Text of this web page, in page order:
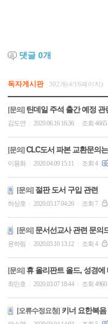
댓글0개
독자게시판 302개(4/16페이지)
[문의] 틴데일 주석 출간 예정 관
김도연 2020.06.16 16:36 조회 4665
[문의] CLC도서 파본 교환문의
이용화 2020.04.09 15:11 조회 4
[문의] 절판 도서 구입 관련
하상호 2020.03.17 04:26 조회 7
[문의] 문서선교사 관련 문의
윤하림 2020.03.10 13:12 조회 4
[문의] 휴 올리판트 올드, 성경에
최민호 2020.03.07 18:44 조회 4960
[오류수정요청] 키너 요한복음